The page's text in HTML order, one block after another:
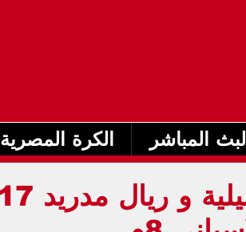
البث المباشر الكرة المصرية